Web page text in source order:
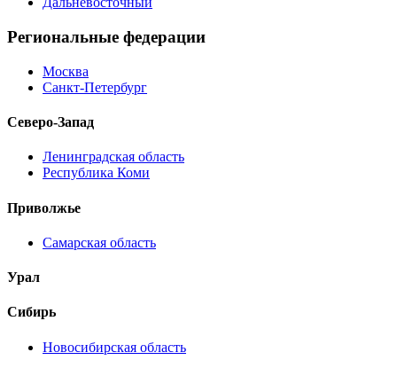
Региональные федерации
Москва
Санкт-Петербург
Северо-Запад
Ленинградская область
Республика Коми
Приволжье
Самарская область
Урал
Сибирь
Новосибирская область